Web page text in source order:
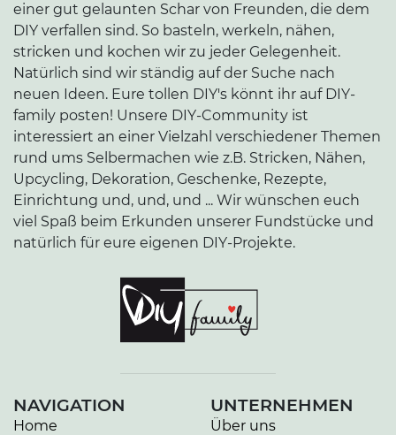
einer gut gelaunten Schar von Freunden, die dem
DIY verfallen sind. So basteln, werkeln, nähen,
stricken und kochen wir zu jeder Gelegenheit.
Natürlich sind wir ständig auf der Suche nach
neuen Ideen. Eure tollen DIY's könnt ihr auf DIY-
family posten! Unsere DIY-Community ist
interessiert an einer Vielzahl verschiedener Themen
rund ums Selbermachen wie z.B. Stricken, Nähen,
Upcycling, Dekoration, Geschenke, Rezepte,
Einrichtung und, und, und ... Wir wünschen euch
viel Spaß beim Erkunden unserer Fundstücke und
natürlich für eure eigenen DIY-Projekte.
NAVIGATION
Home
UNTERNEHMEN
Über uns